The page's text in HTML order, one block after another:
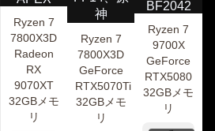
Ryzen 7
7800X3D
Radeon
RX
9070XT
32GBメモ
リ
神
Ryzen 7
7800X3D
GeForce
RTX5070Ti
32GBメモ
リ
BF2042
Ryzen 7
9700X
GeForce
RTX5080
32GBメモ
リ